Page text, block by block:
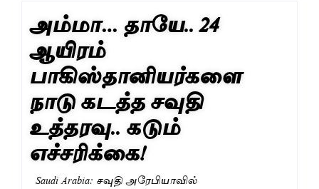
அம்மா… தாயே.. 24
ஆயிரம்
பாகிஸ்தானியர்களை
நாடு கடத்த சவுதி
உத்தரவு.. கடும்
எச்சரிக்கை!
Saudi Arabia: சவுதி அரேபியாவில்